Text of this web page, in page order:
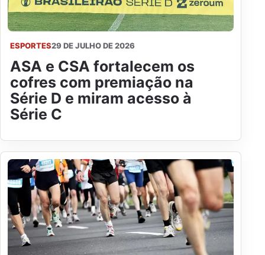
ESPORTES29 DE JULHO DE 2026
ASA e CSA fortalecem os
cofres com premiação na
Série D e miram acesso à
Série C